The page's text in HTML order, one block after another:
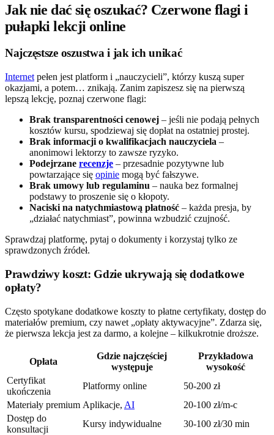
Jak nie dać się oszukać? Czerwone flagi i
pułapki lekcji online
Najczęstsze oszustwa i jak ich unikać
Internet pełen jest platform i „nauczycieli”, którzy kuszą super
okazjami, a potem… znikają. Zanim zapiszesz się na pierwszą
lepszą lekcję, poznaj czerwone flagi:
Brak transparentności cenowej – jeśli nie podają pełnych
kosztów kursu, spodziewaj się dopłat na ostatniej prostej.
Brak informacji o kwalifikacjach nauczyciela –
anonimowi lektorzy to zawsze ryzyko.
Podejrzane recenzje – przesadnie pozytywne lub
powtarzające się opinie mogą być fałszywe.
Brak umowy lub regulaminu – nauka bez formalnej
podstawy to proszenie się o kłopoty.
Naciski na natychmiastową płatność – każda presja, by
„działać natychmiast”, powinna wzbudzić czujność.
Sprawdzaj platformę, pytaj o dokumenty i korzystaj tylko ze
sprawdzonych źródeł.
Prawdziwy koszt: Gdzie ukrywają się dodatkowe
opłaty?
Często spotykane dodatkowe koszty to płatne certyfikaty, dostęp do
materiałów premium, czy nawet „opłaty aktywacyjne”. Zdarza się,
że pierwsza lekcja jest za darmo, a kolejne – kilkukrotnie droższe.
Opłata
Gdzie najczęściej
występuje
Przykładowa
wysokość
Certyfikat
ukończenia
Platformy online
50-200 zł
Materiały premium Aplikacje, AI
20-100 zł/m-c
Dostęp do
konsultacji
Kursy indywidualne 30-100 zł/30 min